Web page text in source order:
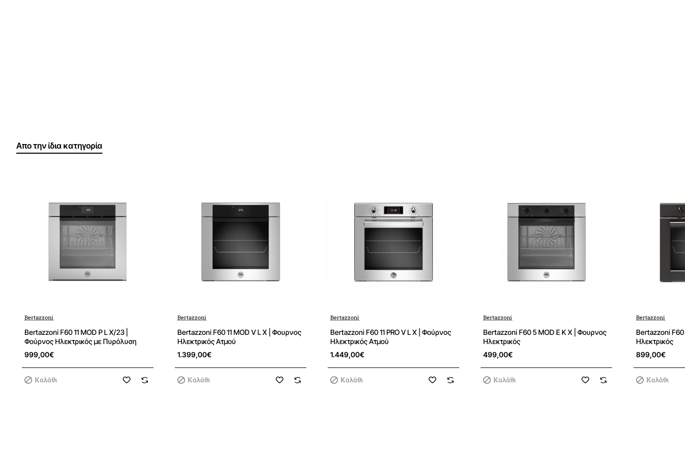
Τύπος φούρνου
ΑΤΜΟΥ, Hλεκτρικός MultiFunction+ 11 λειτουργιών και
Διαστάσεις θαλάμου (ΠxBxΥ) 45,5 x 42 x 37,5 εκ.
Χωρητικότητα ωφέλιμη 76 λίτρα
Απο την ίδια κατηγορία
Bertazzoni
Bertazzoni F60 11 MOD P L X/23 |
Φούρνος Ηλεκτρικός με Πυρόλυση
999,00€
Καλάθι
Bertazzoni
Bertazzoni F60 11 MOD V L X | Φουρνος
Ηλεκτρικός Ατμού
1.399,00€
Καλάθι
Bertazzoni
Bertazzoni F60 11 PRO V L X | Φούρνος
Ηλεκτρικός Ατμού
1.449,00€
Καλάθι
Bertazzoni
Bertazzoni F60 5 MOD E K X | Φουρνος
Ηλεκτρικός
499,00€
Καλάθι
Bertazzoni
Bertazzoni F60
Ηλεκτρικός
899,00€
Καλάθι